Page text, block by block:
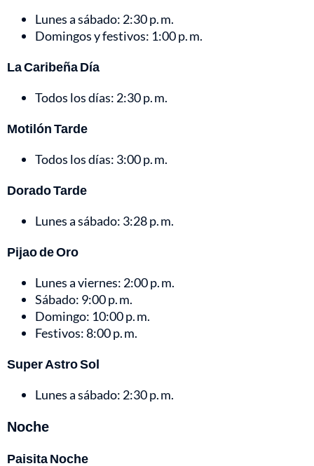
Lunes a sábado: 2:30 p. m.
Domingos y festivos: 1:00 p. m.
La Caribeña Día
Todos los días: 2:30 p. m.
Motilón Tarde
Todos los días: 3:00 p. m.
Dorado Tarde
Lunes a sábado: 3:28 p. m.
Pijao de Oro
Lunes a viernes: 2:00 p. m.
Sábado: 9:00 p. m.
Domingo: 10:00 p. m.
Festivos: 8:00 p. m.
Super Astro Sol
Lunes a sábado: 2:30 p. m.
Noche
Paisita Noche